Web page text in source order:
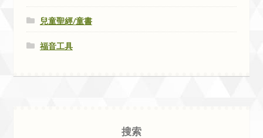
兒童聖經/童書
福音工具
搜索